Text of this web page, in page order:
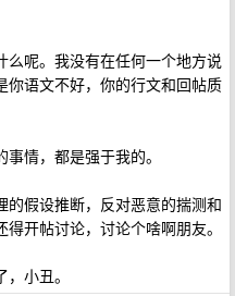
么呢。我没有在任何一个地方说
你语文不好，你的行文和回帖质
情，都是强于我的。
假设推断，反对恶意的揣测和
开帖讨论，讨论个啥啊朋友。
小丑。